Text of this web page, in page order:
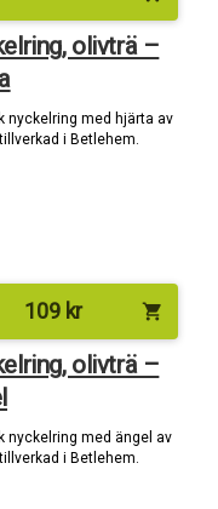
olivträ –
nyckelring med hjärta av
i Betlehem.
109 kr shopping_cart
olivträ –
nyckelring med ängel av
i Betlehem.